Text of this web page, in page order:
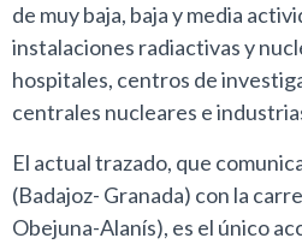
de muy baja, baja y media
instalaciones radiactivas y
hospitales, centros de
centrales nucleares e
El actual trazado, que
(Badajoz- Granada) con la
Obejuna-Alanís), es el único